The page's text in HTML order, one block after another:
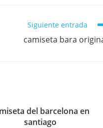
Siguiente entrada
camiseta bara
del barcelona en
santiago